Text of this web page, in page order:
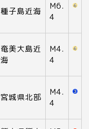
種子島近海
M6.
4
奄美大島近
海
M4.
4
宮城県北部
M4.
4